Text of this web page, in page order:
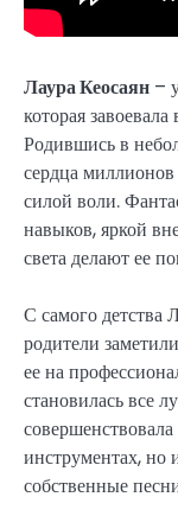
Лаура Кеосаян –
которая
Родившись в
сердца
силой воли.
навыков, яркой
света делают ее
С самого детства
родители
ее на
становилась все
инструментах, но
собственные